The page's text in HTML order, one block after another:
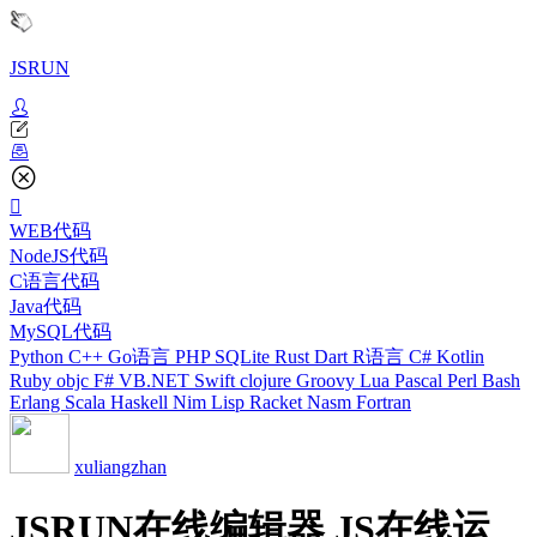
JSRUN
WEB代码
NodeJS代码
C语言代码
Java代码
MySQL代码
Python C++ Go语言 PHP SQLite Rust Dart R语言 C# Kotlin
Ruby objc F# VB.NET Swift clojure Groovy Lua Pascal Perl Bash
Erlang Scala Haskell Nim Lisp Racket Nasm Fortran
xuliangzhan